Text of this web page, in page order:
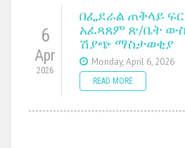
6
Apr
2026
በፌደራል ጠቅላይ
አፈጻጸም ጽ/ቤት
ሽያጭ ማስታወቂያ
Monday, April 6, 2026
READ MORE